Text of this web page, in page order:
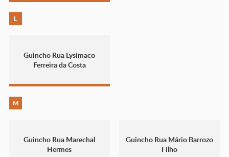
L
Guincho Rua Lysimaco
Ferreira da Costa
M
Guincho Rua Marechal
Hermes
Guincho Rua Mário Barrozo
Filho